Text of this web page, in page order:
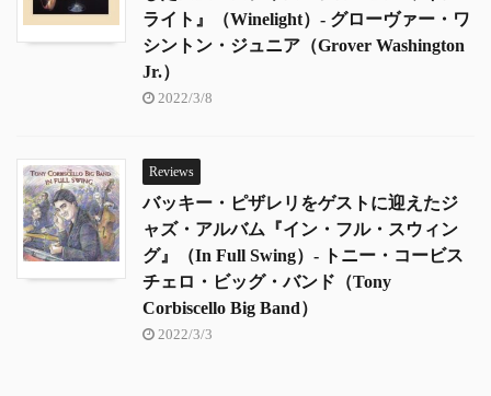
ライト』（Winelight）- グローヴァー・ワ
シントン・ジュニア（Grover Washington
Jr.）
2022/3/8
Reviews
バッキー・ピザレリをゲストに迎えたジ
ャズ・アルバム『イン・フル・スウィン
グ』（In Full Swing）- トニー・コービス
チェロ・ビッグ・バンド（Tony
Corbiscello Big Band）
2022/3/3